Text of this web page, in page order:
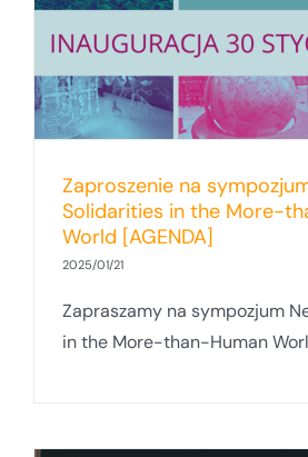
Zaproszenie na
Solidarities in the More-
World [AGENDA]
2025/01/21
Zapraszamy na sympozjum
in the More-than-Human